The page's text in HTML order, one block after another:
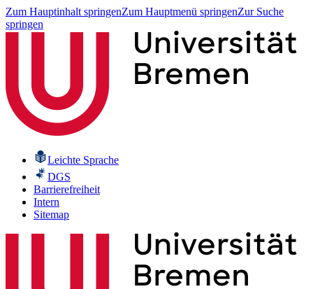
Zum Hauptinhalt springenZum Hauptmenü springenZur Suche
springen
Leichte Sprache
DGS
Barrierefreiheit
Intern
Sitemap